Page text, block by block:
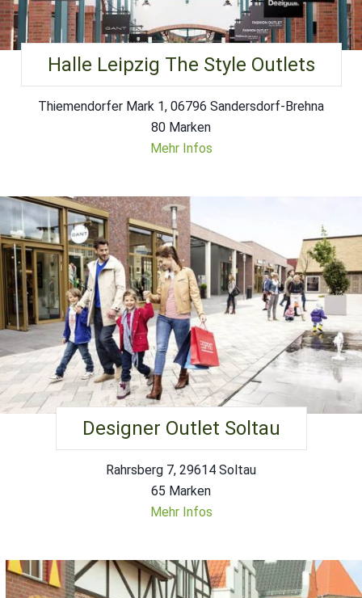
Halle Leipzig The Style Outlets
Thiemendorfer Mark 1, 06796 Sandersdorf-Brehna
80 Marken
Mehr Infos
Designer Outlet Soltau
Rahrsberg 7, 29614 Soltau
65 Marken
Mehr Infos